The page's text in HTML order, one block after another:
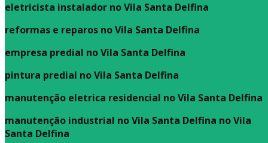
eletricista instalador no Vila Santa Delfina
reformas e reparos no Vila Santa Delfina
empresa predial no Vila Santa Delfina
pintura predial no Vila Santa Delfina
manutenção eletrica residencial no Vila Santa Delfina
manutenção industrial no Vila Santa Delfina no Vila
Santa Delfina